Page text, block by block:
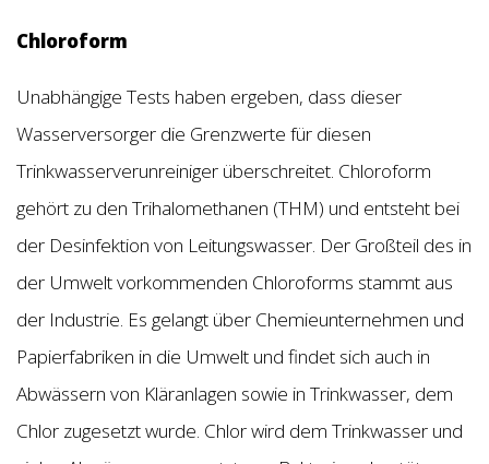
Chloroform
Unabhängige Tests haben ergeben, dass dieser
Wasserversorger die Grenzwerte für diesen
Trinkwasserverunreiniger überschreitet. Chloroform
gehört zu den Trihalomethanen (THM) und entsteht bei
der Desinfektion von Leitungswasser. Der Großteil des in
der Umwelt vorkommenden Chloroforms stammt aus
der Industrie. Es gelangt über Chemieunternehmen und
Papierfabriken in die Umwelt und findet sich auch in
Abwässern von Kläranlagen sowie in Trinkwasser, dem
Chlor zugesetzt wurde. Chlor wird dem Trinkwasser und